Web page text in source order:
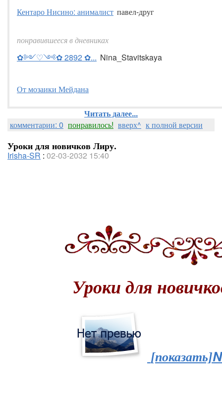
Кентаро Нисино: анималист павел-друг
понравившееся в дневниках
✿༻♡༺✿ 2892 ✿... Nina_Stavitskaya
От мозаики Мейдана
Читать далее...
комментарии: 0 понравилось! вверх^ к полной версии
Уроки для новичков Лиру.
Irisha-SR : 02-03-2032 15:40
Уроки для
[показать]